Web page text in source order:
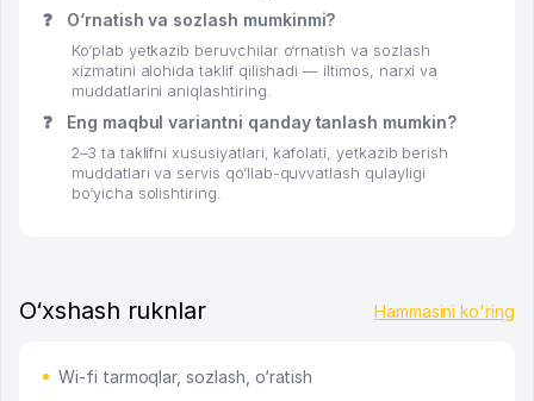
❓ O‘rnatish va sozlash mumkinmi?
Ko‘plab yetkazib beruvchilar o‘rnatish va sozlash
xizmatini alohida taklif qilishadi — iltimos, narxi va
muddatlarini aniqlashtiring.
❓ Eng maqbul variantni qanday tanlash mumkin?
2–3 ta taklifni xususiyatlari, kafolati, yetkazib berish
muddatlari va servis qo‘llab-quvvatlash qulayligi
bo‘yicha solishtiring.
O‘xshash ruknlar Hammasini ko'ring
Wi-fi tarmoqlar, sozlash, o‘ratish